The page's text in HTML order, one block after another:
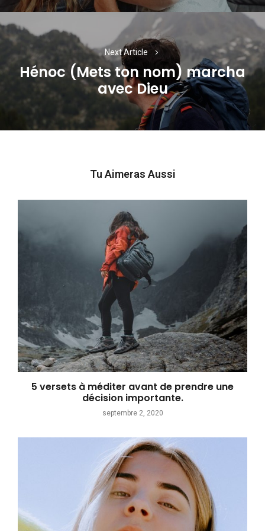
Next Article
Next
post:
Hénoc (Mets ton nom) marcha
avec Dieu
Tu Aimeras Aussi
5 versets à méditer avant de prendre une
décision importante.
septembre 2, 2020